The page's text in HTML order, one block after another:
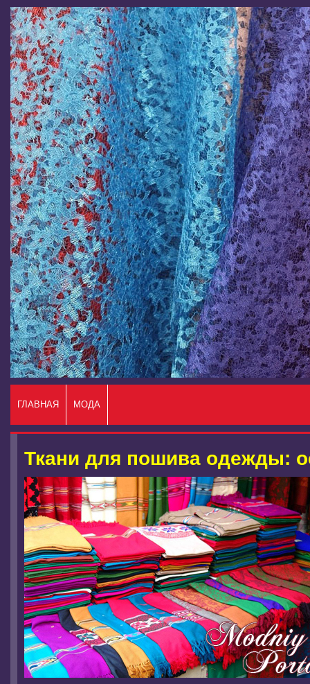
ГЛАВНАЯ МОДА
Ткани для пошива одежды: